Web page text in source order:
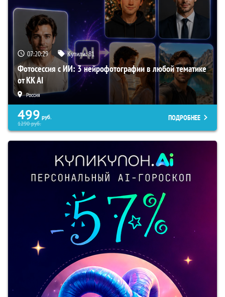
07:20:28 Купили:81
Фотосессия с ИИ: 3 нейрофотографии в любой тематике
от KK AI
Россия
499 руб.
1290руб.
ПОДРОБНЕЕ